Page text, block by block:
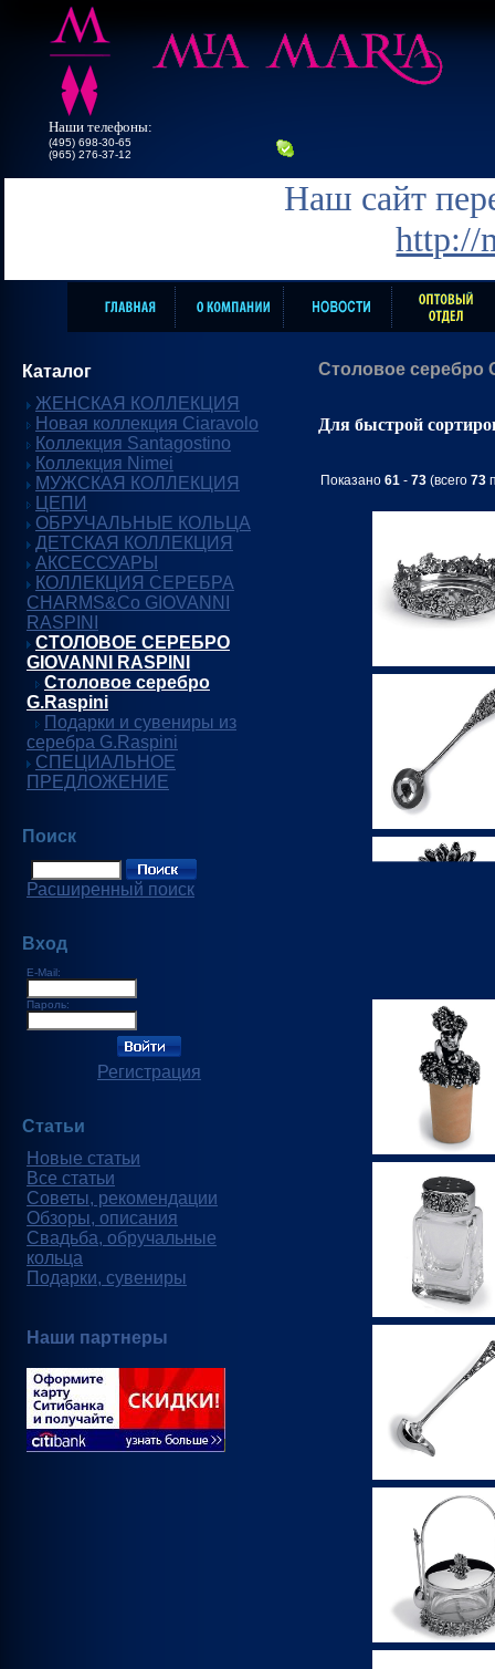
Наши телефоны:
(495) 698-30-65
(965) 276-37-12
Наш сайт
http://
Каталог
ЖЕНСКАЯ КОЛЛЕКЦИЯ
Новая коллекция Ciaravolo
Коллекция Santagostino
Коллекция Nimei
МУЖСКАЯ КОЛЛЕКЦИЯ
ЦЕПИ
ОБРУЧАЛЬНЫЕ КОЛЬЦА
ДЕТСКАЯ КОЛЛЕКЦИЯ
АКСЕССУАРЫ
КОЛЛЕКЦИЯ СЕРЕБРА
CHARMS&Co GIOVANNI
RASPINI
СТОЛОВОЕ СЕРЕБРО
GIOVANNI RASPINI
Столовое серебро
G.Raspini
Подарки и сувениры из
серебра G.Raspini
СПЕЦИАЛЬНОЕ
ПРЕДЛОЖЕНИЕ
Поиск
Расширенный поиск
Вход
E-Mail:
Пароль:
Регистрация
Статьи
Новые статьи
Все статьи
Советы, рекомендации
Обзоры, описания
Свадьба, обручальные
кольца
Подарки, сувениры
Наши партнеры
Столовое серебро
Для быстрой
Показано 61 - 73 (всего 73